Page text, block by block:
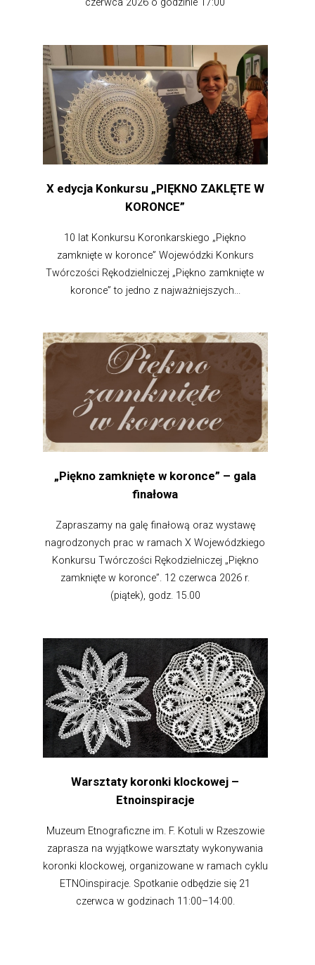
czerwca 2026 o godzinie 17:00
X edycja Konkursu „PIĘKNO ZAKLĘTE W
KORONCE”
10 lat Konkursu Koronkarskiego „Piękno
zamknięte w koronce” Wojewódzki Konkurs
Twórczości Rękodzielniczej „Piękno zamknięte w
koronce” to jedno z najważniejszych...
„Piękno zamknięte w koronce” – gala
finałowa
Zapraszamy na galę finałową oraz wystawę
nagrodzonych prac w ramach X Wojewódzkiego
Konkursu Twórczości Rękodzielniczej „Piękno
zamknięte w koronce”. 12 czerwca 2026 r.
(piątek), godz. 15.00
Warsztaty koronki klockowej –
Etnoinspiracje
Muzeum Etnograficzne im. F. Kotuli w Rzeszowie
zaprasza na wyjątkowe warsztaty wykonywania
koronki klockowej, organizowane w ramach cyklu
ETNOinspiracje. Spotkanie odbędzie się 21
czerwca w godzinach 11:00–14:00.